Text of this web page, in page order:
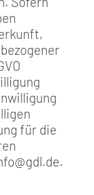
für die